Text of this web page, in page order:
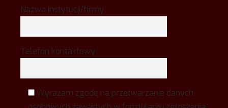
Nazwa instytucji/firmy
Telefon kontaktowy
Wyrażam zgodę na przetwarzanie danych